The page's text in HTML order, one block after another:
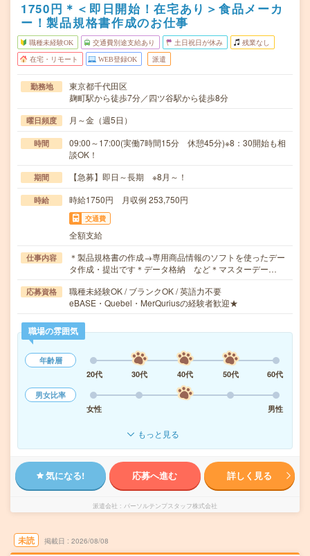
1750円＊＜即日開始！在宅あり＞食品メーカ
ー！製品規格書作成のお仕事
職種未経験OK 交通費別途支給あり 土日祝日が休み 残業なし
在宅・リモート WEB登録OK 派遣
勤務地
東京都千代田区
麹町駅から徒歩7分／四ツ谷駅から徒歩8分
曜日頻度 月～金（週5日）
時間
09:00～17:00(実働7時間15分 休憩45分)※8：30開始も相
談OK！
期間 【急募】即日～長期 ※8月～！
時給 時給1750円 月収例 253,750円
交通費
全額支給
仕事内容
＊製品規格書の作成→専用商品情報のソフトを使ったデー
タ作成・提出です＊データ格納 など＊マスターデー…
応募資格
職種未経験OK / ブランクOK / 英語力不要
eBASE・Quebel・MerQuriusの経験者歓迎★
職場の雰囲気
年齢層
20代
30代 40代 50代
60代
男女比率
女性
男性
もっと見る
気になる! 応募へ進む 詳しく見る
派遣会社 パーソルテンプスタッフ株式会社
未読 掲載日 2026/08/08